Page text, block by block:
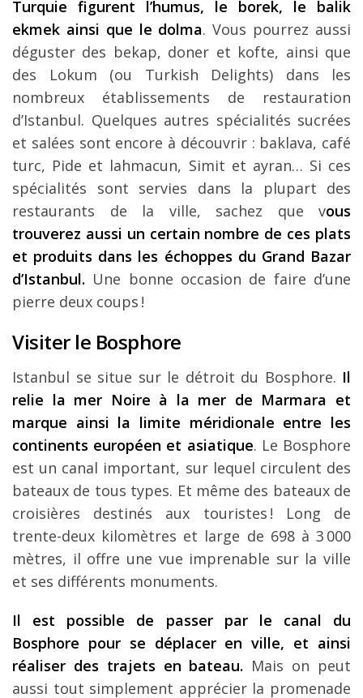
Turquie figurent l’humus, le borek, le balik
ekmek ainsi que le dolma. Vous pourrez aussi
déguster des bekap, doner et kofte, ainsi que
des Lokum (ou Turkish Delights) dans les
nombreux établissements de restauration
d’Istanbul. Quelques autres spécialités sucrées
et salées sont encore à découvrir : baklava, café
turc, Pide et lahmacun, Simit et ayran… Si ces
spécialités sont servies dans la plupart des
restaurants de la ville, sachez que vous
trouverez aussi un certain nombre de ces plats
et produits dans les échoppes du Grand Bazar
d’Istanbul. Une bonne occasion de faire d’une
pierre deux coups !
Visiter le Bosphore
Istanbul se situe sur le détroit du Bosphore. Il
relie la mer Noire à la mer de Marmara et
marque ainsi la limite méridionale entre les
continents européen et asiatique. Le Bosphore
est un canal important, sur lequel circulent des
bateaux de tous types. Et même des bateaux de
croisières destinés aux touristes ! Long de
trente-deux kilomètres et large de 698 à 3 000
mètres, il offre une vue imprenable sur la ville
et ses différents monuments.
Il est possible de passer par le canal du
Bosphore pour se déplacer en ville, et ainsi
réaliser des trajets en bateau. Mais on peut
aussi tout simplement apprécier la promenade